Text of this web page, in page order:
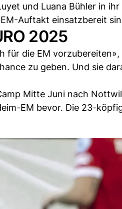
und Luana Bühler in
Auftakt einsatzbereit
2025
für die EM
zu geben. Und sie
Mitte Juni nach
EM bevor. Die 23-